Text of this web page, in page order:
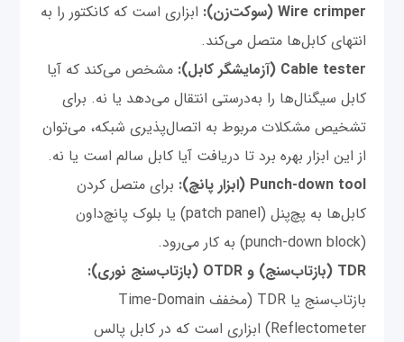
Wire crimper (سوکت‌زن):
ابزاری است که کانکتور را به
انتهای کابل‌ها متصل می‌کند.
Cable tester (آزمایشگر کابل):
مشخص می‌کند که آیا
کابل سیگنال‌ها را به‌درستی انتقال می‌دهد یا نه. برای
تشخیص مشکلات مربوط به اتصال‌پذیری شبکه، می‌توان
از این ابزار بهره برد تا دریافت آیا کابل سالم است یا نه.
Punch-down tool (ابزار پانچ):
برای متصل کردن
کابل‌ها به پچ‌پنل (patch panel) یا بلوک پانچ‌داون
(punch-down block) به کار می‌رود.
TDR (بازتاب‌سنج) و OTDR (بازتاب‌سنج نوری):
بازتاب‌سنج یا TDR (مخفف Time-Domain
Reflectometer) ابزاری است که در کابل پالس